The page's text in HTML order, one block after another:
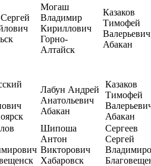
Могаш
Владимир
Кириллович
Горно-
Алтайск
Казаков
Тимофей
Валерьевич
Абакан
Лабун Андрей
Анатольевич
Абакан
Казаков
Тимофей
Абакан
Шипоша
Антон
Викторович
Хабаровск
Сергеев
Сергей